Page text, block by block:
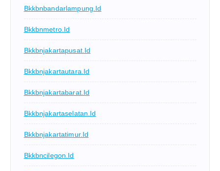
Bkkbnbandarlampung.id
Bkkbnmetro.id
Bkkbnjakartapusat.id
Bkkbnjakartautara.id
Bkkbnjakartabarat.id
Bkkbnjakartaselatan.id
Bkkbnjakartatimur.id
Bkkbncilegon.id